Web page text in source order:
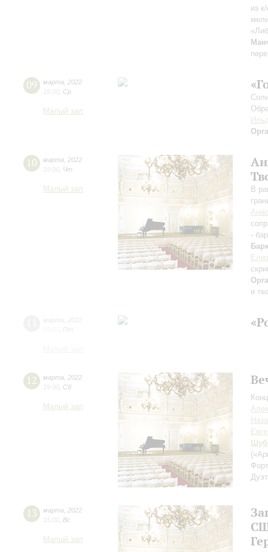
из
09 марта
2022
19:00 Ср
Малый зал
10 марта
2022
19:00 Чт
Малый зал
В
-
и
12 марта
2022
19:00 Сб
Малый зал
13 марта
2022
15:00 Вс
Малый зал